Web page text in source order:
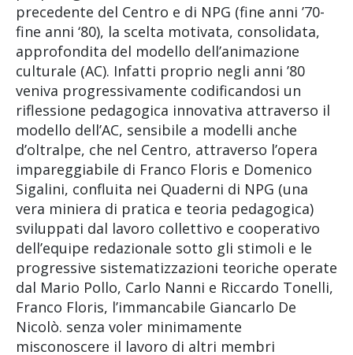
precedente del Centro e di NPG (fine anni ’70-
fine anni ‘80), la scelta motivata, consolidata,
approfondita del modello dell’animazione
culturale (AC). Infatti proprio negli anni ’80
veniva progressivamente codificandosi un
riflessione pedagogica innovativa attraverso il
modello dell’AC, sensibile a modelli anche
d’oltralpe, che nel Centro, attraverso l’opera
impareggiabile di Franco Floris e Domenico
Sigalini, confluita nei Quaderni di NPG (una
vera miniera di pratica e teoria pedagogica)
sviluppati dal lavoro collettivo e cooperativo
dell’equipe redazionale sotto gli stimoli e le
progressive sistematizzazioni teoriche operate
dal Mario Pollo, Carlo Nanni e Riccardo Tonelli,
Franco Floris, l’immancabile Giancarlo De
Nicolò. senza voler minimamente
misconoscere il lavoro di altri membri